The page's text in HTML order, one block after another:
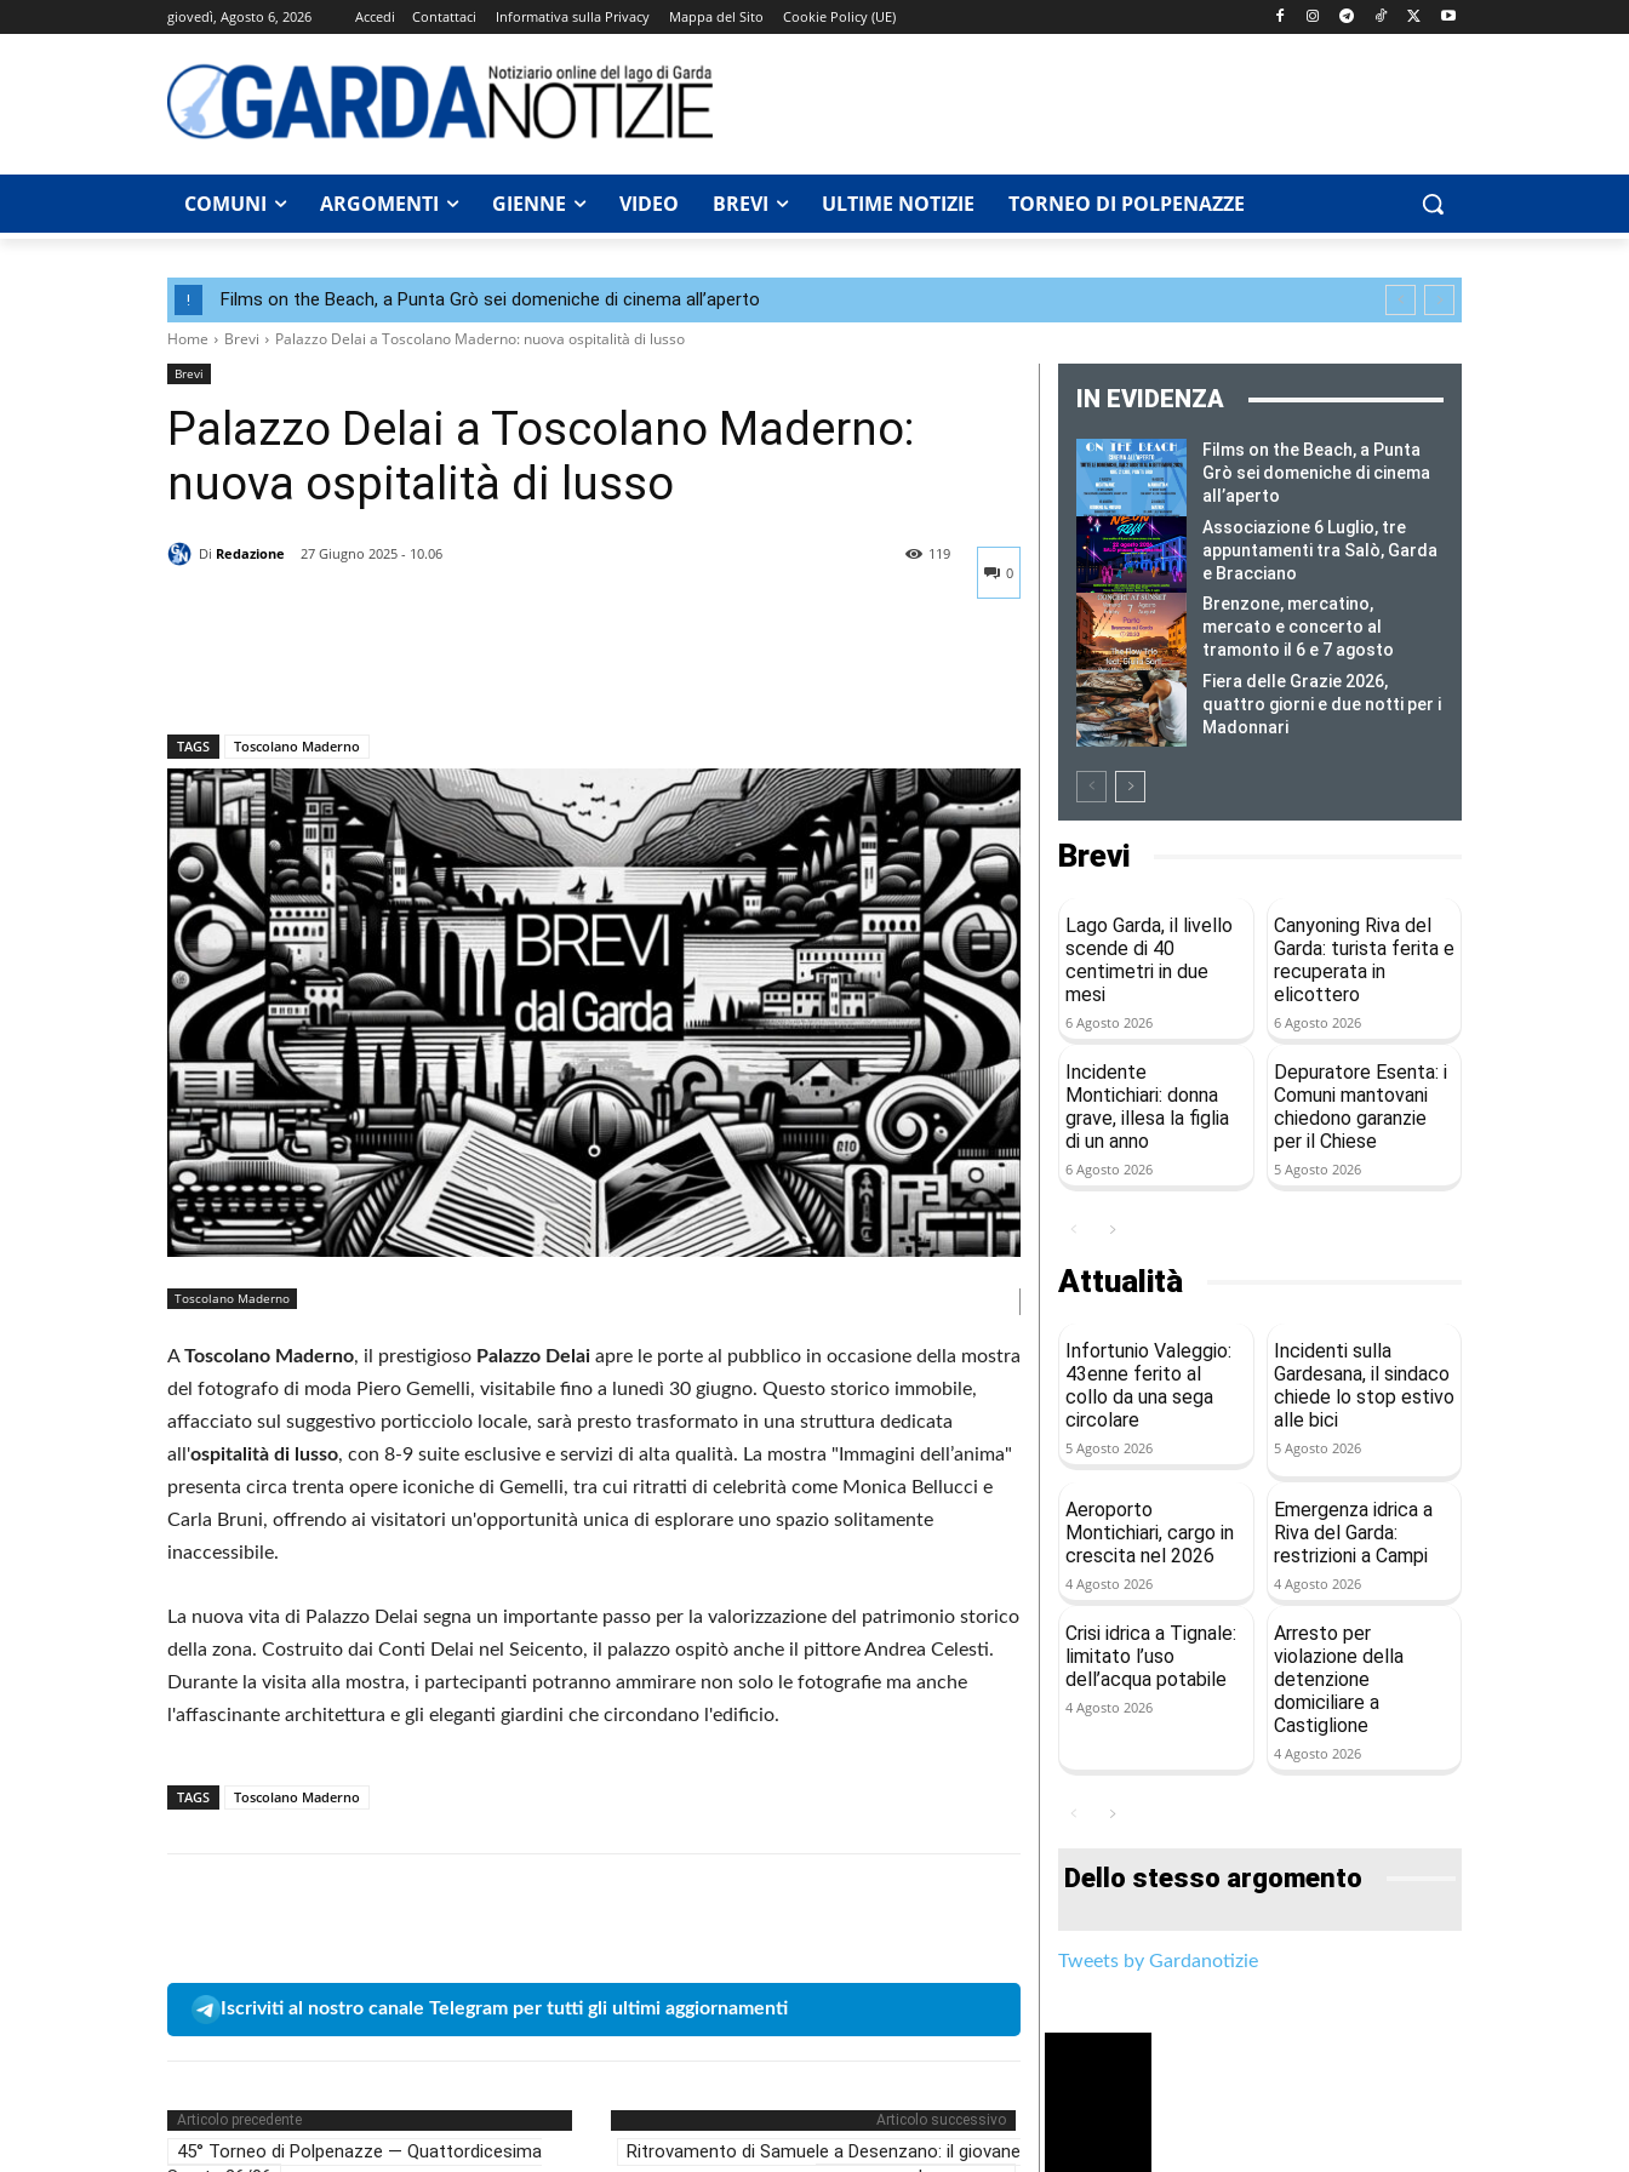
giovedì, Agosto 6, 2026 Accedi Contattaci Informativa sulla Privacy Mappa del Sito Cookie Policy (UE)
COMUNI ARGOMENTI GIENNE VIDEO BREVI ULTIME NOTIZIE TORNEO DI POLPENAZZE
! Films on the Beach, a Punta Grò sei domeniche di cinema all’aperto
Home Brevi Palazzo Delai a Toscolano Maderno: nuova ospitalità di lusso
Brevi
Palazzo Delai a Toscolano Maderno:
nuova ospitalità di lusso
Di Redazione
27 Giugno 2025 - 10.06
0
119
TAGS Toscolano Maderno
Toscolano Maderno
AToscolano Maderno, il prestigioso Palazzo Delai apre le porte al pubblico in occasione della mostra
del fotografo di moda Piero Gemelli, visitabile fino a lunedì 30 giugno. Questo storico immobile,
affacciato sul suggestivo porticciolo locale, sarà presto trasformato in una struttura dedicata
all'ospitalità di lusso, con 8-9 suite esclusive e servizi di alta qualità. La mostra "Immagini dell’anima"
presenta circa trenta opere iconiche di Gemelli, tra cui ritratti di celebrità come Monica Bellucci e
Carla Bruni, offrendo ai visitatori un'opportunità unica di esplorare uno spazio solitamente
inaccessibile.
La nuova vita di Palazzo Delai segna un importante passo per la valorizzazione del patrimonio storico
della zona. Costruito dai Conti Delai nel Seicento, il palazzo ospitò anche il pittore Andrea Celesti.
Durante la visita alla mostra, i partecipanti potranno ammirare non solo le fotografie ma anche
l'affascinante architettura e gli eleganti giardini che circondano l'edificio.
TAGS Toscolano Maderno
Iscriviti al nostro canale Telegram per tutti gli ultimi aggiornamenti
Articolo precedente
45° Torneo di Polpenazze — Quattordicesima
Articolo successivo
Ritrovamento di Samuele a Desenzano: il giovane
IN EVIDENZA
Films on the Beach, a Punta
Grò sei domeniche di cinema
all’aperto
Associazione 6 Luglio, tre
appuntamenti tra Salò, Garda
e Bracciano
Brenzone, mercatino,
mercato e concerto al
tramonto il 6 e 7 agosto
Fiera delle Grazie 2026,
quattro giorni e due notti per i
Madonnari
Brevi
Lago Garda, il livello
scende di 40
centimetri in due
mesi
6 Agosto 2026
Canyoning Riva del
Garda: turista ferita e
recuperata in
elicottero
6 Agosto 2026
Incidente
Montichiari: donna
grave, illesa la figlia
di un anno
6 Agosto 2026
Depuratore Esenta: i
Comuni mantovani
chiedono garanzie
per il Chiese
5 Agosto 2026
Attualità
Infortunio Valeggio:
43enne ferito al
collo da una sega
circolare
5 Agosto 2026
Incidenti sulla
Gardesana, il sindaco
chiede lo stop estivo
alle bici
5 Agosto 2026
Aeroporto
Montichiari, cargo in
crescita nel 2026
4 Agosto 2026
Emergenza idrica a
Riva del Garda:
restrizioni a Campi
4 Agosto 2026
Crisi idrica a Tignale:
limitato l’uso
dell’acqua potabile
4 Agosto 2026
Arresto per
violazione della
detenzione
domiciliare a
Castiglione
4 Agosto 2026
Dello stesso argomento
Tweets by Gardanotizie